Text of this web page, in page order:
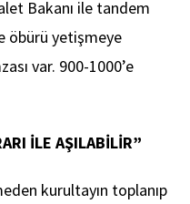
Bakanı ile tandem
öbürü yetişmeye
var. 900-1000’e
İLE AŞILABİLİR”
kurultayın toplanıp